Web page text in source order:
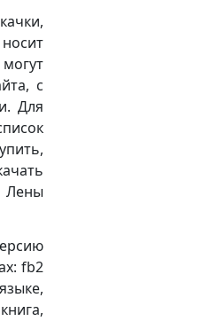
с
Для
Лены
fb2